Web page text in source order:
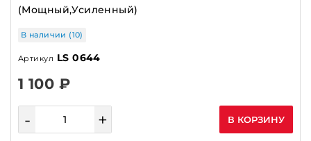
(Мощный,Усиленный)
В наличии (10)
Артикул LS 0644
1 100 ₽
- + В КОРЗИНУ